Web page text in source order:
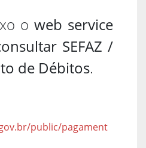
o web service
SEFAZ /
de Débitos.
public/pagament